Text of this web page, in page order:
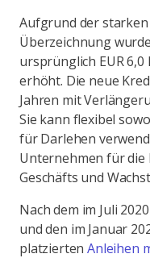
Aufgrund der
Überzeichnung
ursprünglich EUR
erhöht. Die neue
Jahren mit
Sie kann flexibel
für Darlehen
Unternehmen für die
Geschäfts und
Nach dem im Juli
und den im Januar
platziertenAnleihen